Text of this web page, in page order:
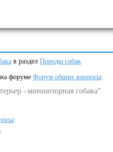
в раздел Породы собак
на форуме Форум общие вопросы:
- миниатюрная собака"
: